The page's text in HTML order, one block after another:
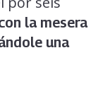
la mesera
una